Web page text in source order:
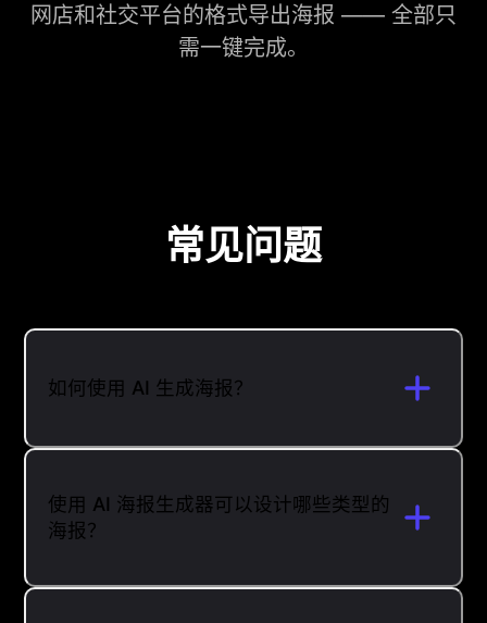
网店和社交平台的格式导出海报 —— 全部只
需一键完成。
常见问题
如何使用 AI 生成海报？
使用 AI 海报生成器可以设计哪些类型的
海报？